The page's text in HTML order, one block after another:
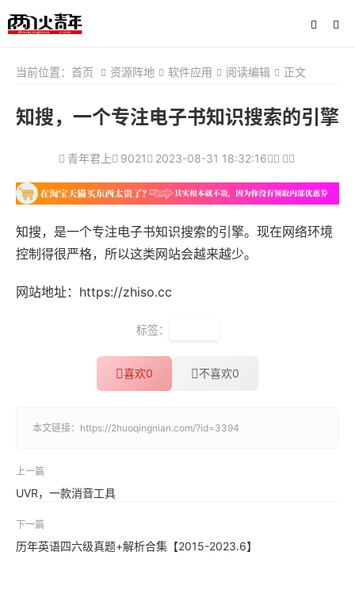
当前位置： 首页 资源阵地 软件应用 阅读编辑 正文
知搜，一个专注电子书知识搜索的引擎
青年君上 9021 2023-08-31 18:32:16
知搜，是一个专注电子书知识搜索的引擎。现在网络环境
控制得很严格，所以这类网站会越来越少。
网站地址： https://zhiso.cc
标签：
喜欢0 不喜欢0
本文链接： https://2huoqingnian.com/?id=3394
上一篇
UVR，一款消音工具
下一篇
历年英语四六级真题+解析合集【2015-2023.6】